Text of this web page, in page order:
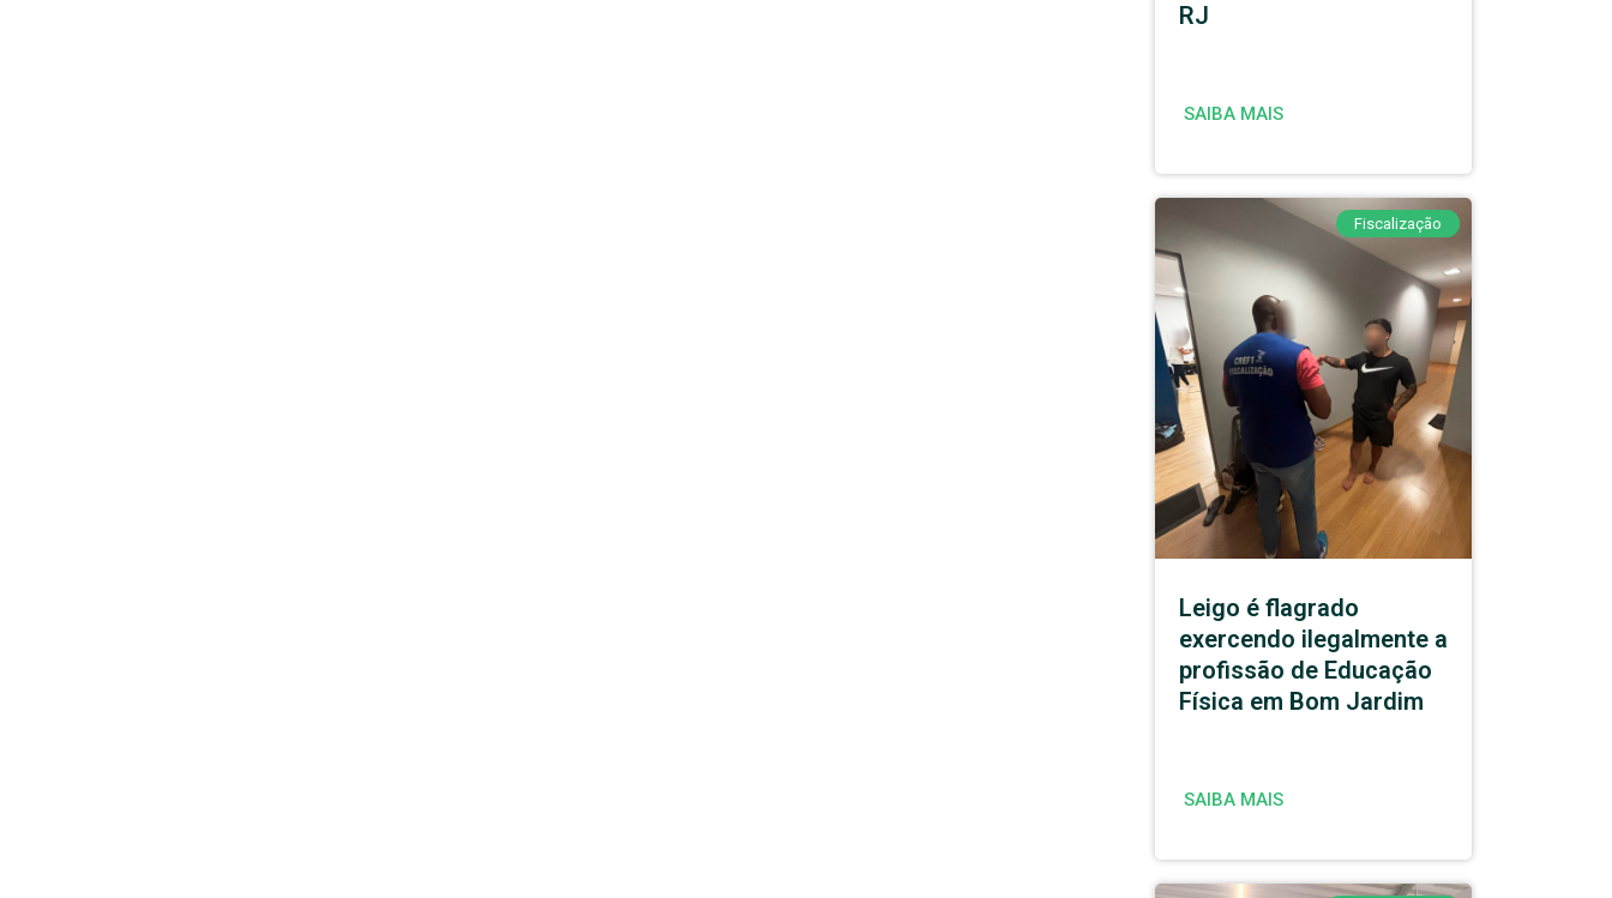
RJ
SAIBA MAIS
Fiscalização
Leigo é flagrado
exercendo ilegalmente a
profissão de Educação
Física em Bom Jardim
SAIBA MAIS